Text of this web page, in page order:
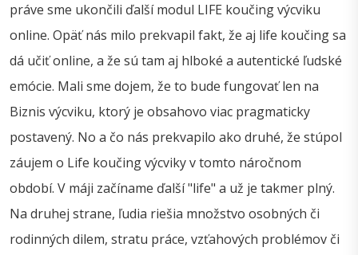
práve sme ukončili ďalší modul LIFE koučing výcviku
online. Opäť nás milo prekvapil fakt, že aj life koučing sa
dá učiť online, a že sú tam aj hlboké a autentické ľudské
emócie. Mali sme dojem, že to bude fungovať len na
Biznis výcviku, ktorý je obsahovo viac pragmaticky
postavený. No a čo nás prekvapilo ako druhé, že stúpol
záujem o Life koučing výcviky v tomto náročnom
období. V máji začíname ďalší "life" a už je takmer plný.
Na druhej strane, ľudia riešia množstvo osobných či
rodinných dilem, stratu práce, vzťahových problémov či